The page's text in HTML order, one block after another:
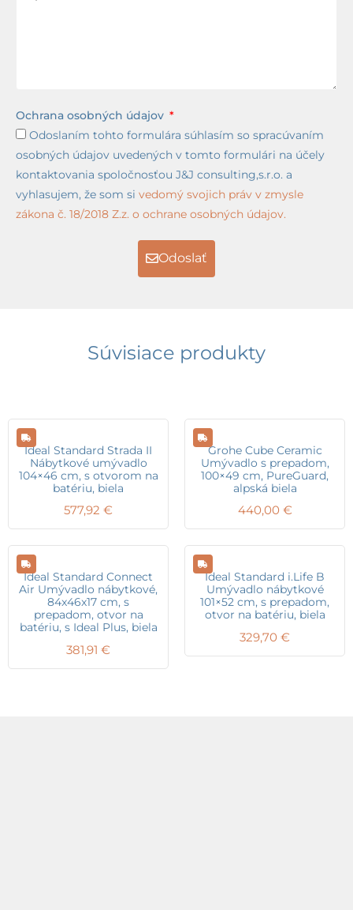
Ochrana osobných údajov
Odoslaním tohto formulára súhlasím so spracúvaním
osobných údajov uvedených v tomto formulári na účely
kontaktovania spoločnosťou J&J consulting,s.r.o. a
vyhlasujem, že som si vedomý svojich práv v zmysle
zákona č. 18/2018 Z.z. o ochrane osobných údajov.
Odoslať
Súvisiace produkty
Ideal Standard Strada II
Nábytkové umývadlo
104×46 cm, s otvorom na
batériu, biela
577,92 €
Grohe Cube Ceramic
Umývadlo s prepadom,
100×49 cm, PureGuard,
alpská biela
440,00 €
Ideal Standard Connect
Air Umývadlo nábytkové,
84x46x17 cm, s
prepadom, otvor na
batériu, s Ideal Plus, biela
381,91 €
Ideal Standard i.Life B
Umývadlo nábytkové
101×52 cm, s prepadom,
otvor na batériu, biela
329,70 €